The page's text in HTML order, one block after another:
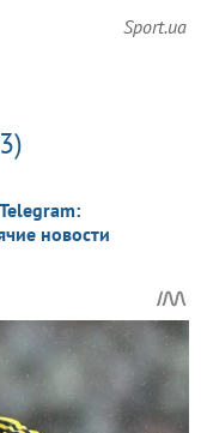
Sport.ua
новости